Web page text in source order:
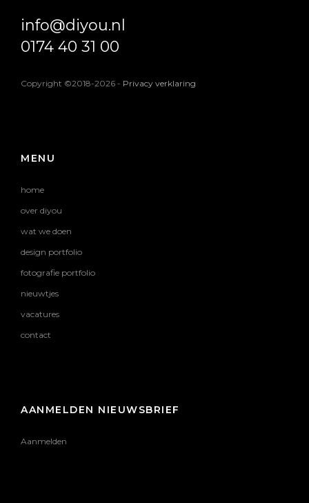
info@diyou.nl
0174 40 31 00
Copyright ©2018-2026 - Privacy verklaring
MENU
home
over diyou
wat we doen
design portfolio
fotografie portfolio
nieuwtjes
vacatures
contact
AANMELDEN NIEUWSBRIEF
Aanmelden